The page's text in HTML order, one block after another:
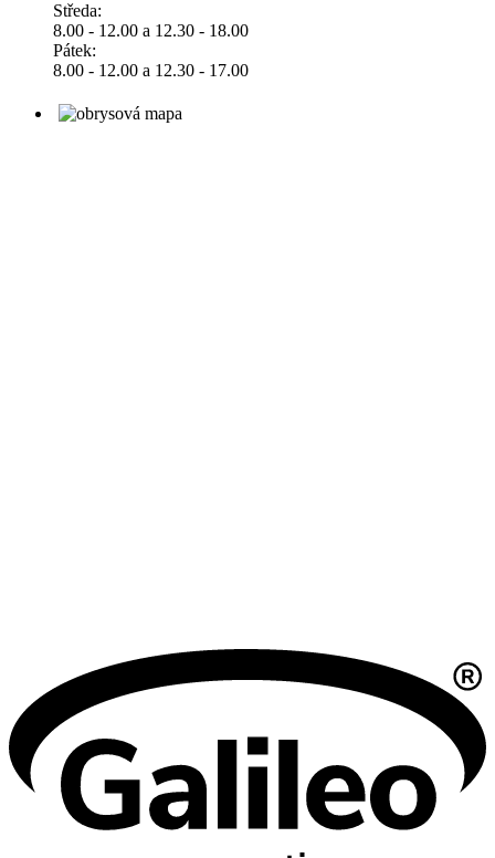
Středa:
8.00 - 12.00 a 12.30 - 18.00
Pátek:
8.00 - 12.00 a 12.30 - 17.00